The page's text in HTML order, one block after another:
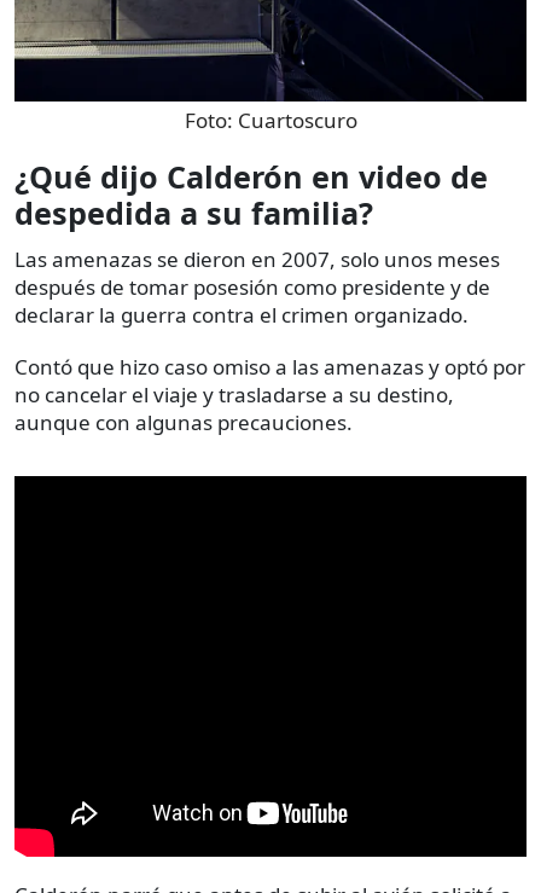
Foto: Cuartoscuro
¿Qué dijo Calderón en video de
despedida a su familia?
Las amenazas se dieron en 2007, solo unos meses
después de tomar posesión como presidente y de
declarar la guerra contra el crimen organizado.
Contó que hizo caso omiso a las amenazas y optó por
no cancelar el viaje y trasladarse a su destino,
aunque con algunas precauciones.